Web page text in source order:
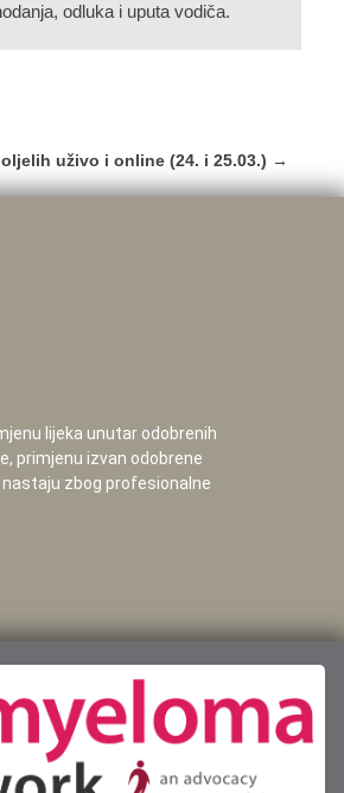
odluka i uputa vodiča.
uživo i online (24. i 25.03.) →
lijeka unutar odobrenih
primjenu izvan odobrene
zbog profesionalne